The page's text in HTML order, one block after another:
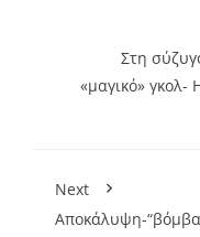
Στη
«μαγικό» γκολ-
Next
Αποκάλυψη-